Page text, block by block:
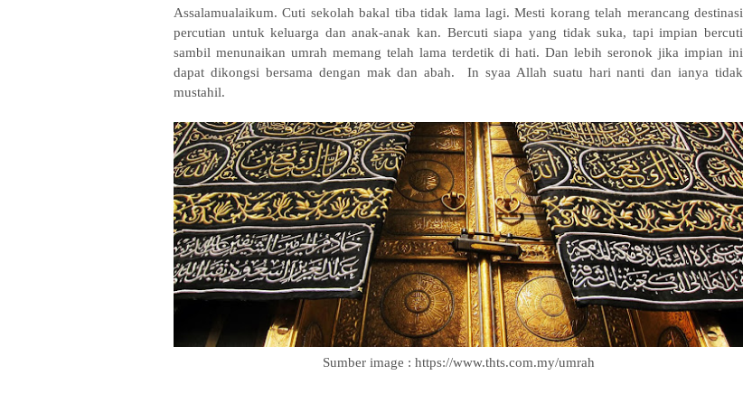
Assalamualaikum. Cuti sekolah bakal tiba tidak lama lagi. Mesti korang telah merancang destinasi
percutian untuk keluarga dan anak-anak kan. Bercuti siapa yang tidak suka, tapi impian bercuti
sambil menunaikan umrah memang telah lama terdetik di hati. Dan lebih seronok jika impian ini
dapat dikongsi bersama dengan mak dan abah. In syaa Allah suatu hari nanti dan ianya tidak
mustahil.
Sumber image : https://www.thts.com.my/umrah